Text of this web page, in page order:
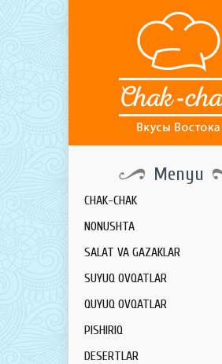
Menyu
CHAK-CHAK
NONUSHTA
SALAT VA GAZAKLAR
SUYUQ OVQATLAR
QUYUQ OVQATLAR
PISHIRIQ
DESERTLAR